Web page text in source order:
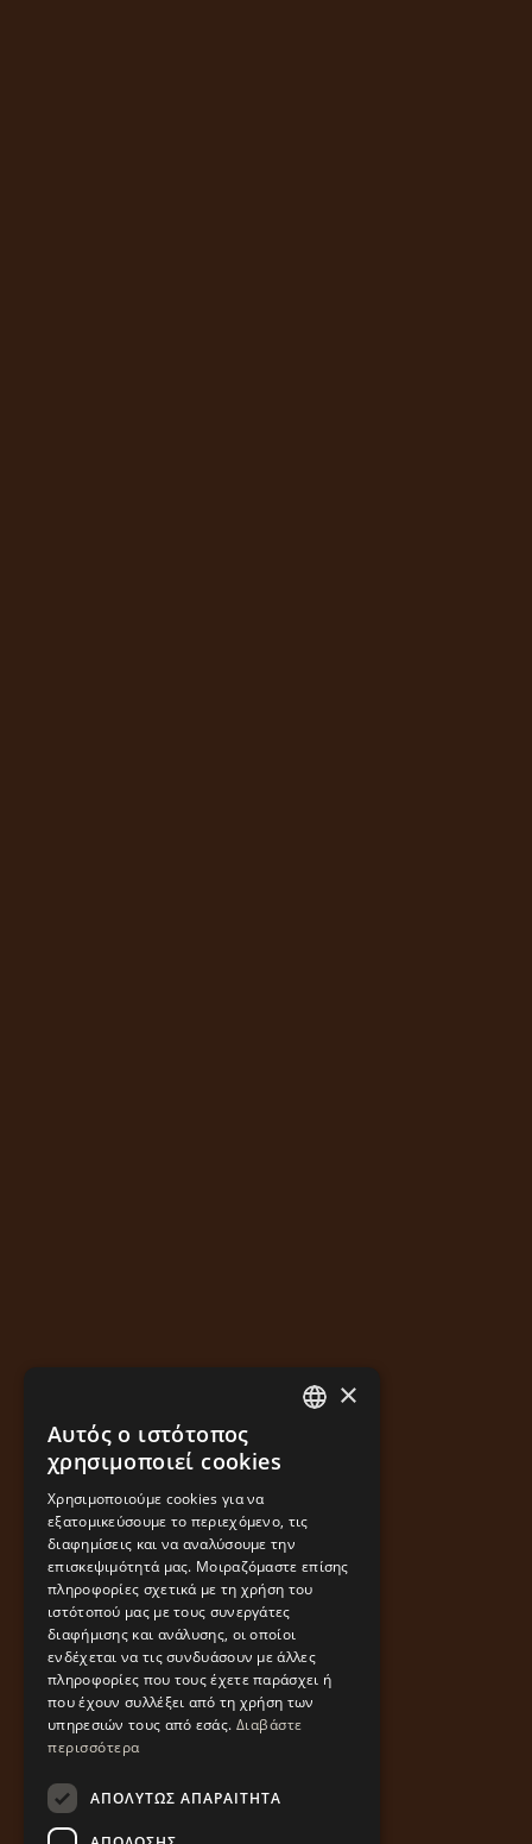
×
Αυτός ο ιστότοπος
χρησιμοποιεί cookies
Χρησιμοποιούμε cookies για να
εξατομικεύσουμε το περιεχόμενο, τις
διαφημίσεις και να αναλύσουμε την
επισκεψιμότητά μας. Μοιραζόμαστε επίσης
πληροφορίες σχετικά με τη χρήση του
ιστότοπού μας με τους συνεργάτες
διαφήμισης και ανάλυσης, οι οποίοι
ενδέχεται να τις συνδυάσουν με άλλες
πληροφορίες που τους έχετε παράσχει ή
που έχουν συλλέξει από τη χρήση των
υπηρεσιών τους από εσάς. Διαβάστε
περισσότερα
ΑΠΟΛΎΤΩΣ ΑΠΑΡΑΊΤΗΤΑ